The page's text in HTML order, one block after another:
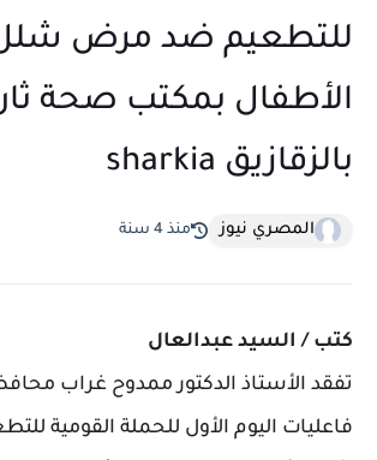
للتطعيم ضد مرض
الأطفال بمكتب صحة
بالزقازيق sharkia
المصري نيوز منذ 4 سنة
كتب / السيد عبدالعال
تفقد الأستاذ الدكتور ممدوح غراب
فاعليات اليوم الأول للحملة القومية